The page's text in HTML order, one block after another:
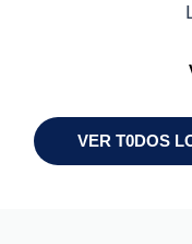
VER T0DOS